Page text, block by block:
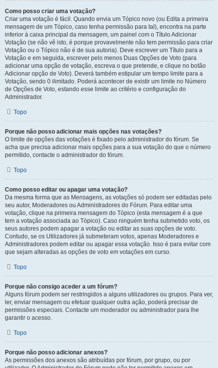
Como posso criar uma votação?
Criar uma votação é fácil. Quando envia um Tópico novo (ou Edita a primeira
mensagem de um Tópico, caso tenha permissão para tal), encontra na parte
inferior à caixa principal da mensagem, um painel com o Título Adicionar
Votação (se não vê isto, é porque provavelmente não tem permissão para criar
Votação ou o Tópico não é de sua autoria). Deve escrever um Título para a
Votação e em seguida, escrever pelo menos Duas Opções de Voto (para
adicionar uma opção de votação, escreva o que pretende, e clique no botão
Adicionar opção de Voto). Deverá também estipular um tempo limite para a
Votação, sendo 0 ilimitado. Poderá acontecer de existir um limite no Número
de Opções de Voto, estando esse limite ao critério e configuração do
Administrador.
Topo
Porque não posso adicionar mais opções nas votações?
O limite de opções das votações é fixado pelo administrador do fórum. Se
acha que precisa adicionar mais opções para a sua votação do que o número
permitido, contacte o administrador do fórum.
Topo
Como posso editar ou apagar uma votação?
Da mesma forma que as Mensagens, as votações só podem ser editadas pelo
seu autor, Moderadores ou Administradores do Fórum. Para editar uma
votação, clique na primeira mensagem do Tópico (esta mensagem é a que
tem a votação associada ao Tópico). Caso ninguém tenha submetido voto, os
seus autores podem apagar a votação ou editar as suas opções de voto.
Contudo, se os Utilizadores já submeteram votos, apenas Moderadores e
Administradores podem editar ou apagar essa votação. Isso é para evitar com
que sejam alteradas as opções de voto em votações em curso.
Topo
Porque não consigo aceder a um fórum?
Alguns fórum podem ser restringidos a alguns utilizadores ou grupos. Para ver,
ler, enviar mensagem ou efetuar qualquer outra ação, poderá precisar de
permissões especiais. Contacte um moderador ou administrador para lhe
garantir o acesso.
Topo
Porque não posso adicionar anexos?
As permissões dos anexos são atribuídas por fórum, por grupo, ou por